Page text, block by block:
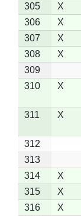
305
X
306
X
307
X
308
X
309
310
X
311 X
312
313
314
X
315
X
316
X